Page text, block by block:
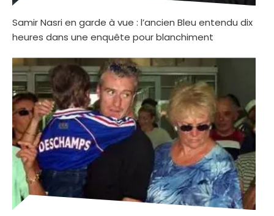
Samir Nasri en garde à vue : l’ancien Bleu entendu dix
heures dans une enquête pour blanchiment